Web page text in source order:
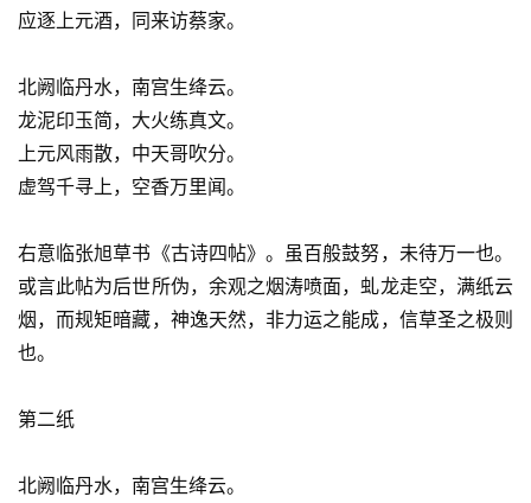
应逐上元酒，同来访蔡家。
北阙临丹水，南宫生绛云。
龙泥印玉简，大火练真文。
上元风雨散，中天哥吹分。
虚驾千寻上，空香万里闻。
右意临张旭草书《古诗四帖》。虽百般鼓努，未待万一也。
或言此帖为后世所伪，余观之烟涛喷面，虬龙走空，满纸云
烟，而规矩暗藏，神逸天然，非力运之能成，信草圣之极则
也。
第二纸
北阙临丹水，南宫生绛云。